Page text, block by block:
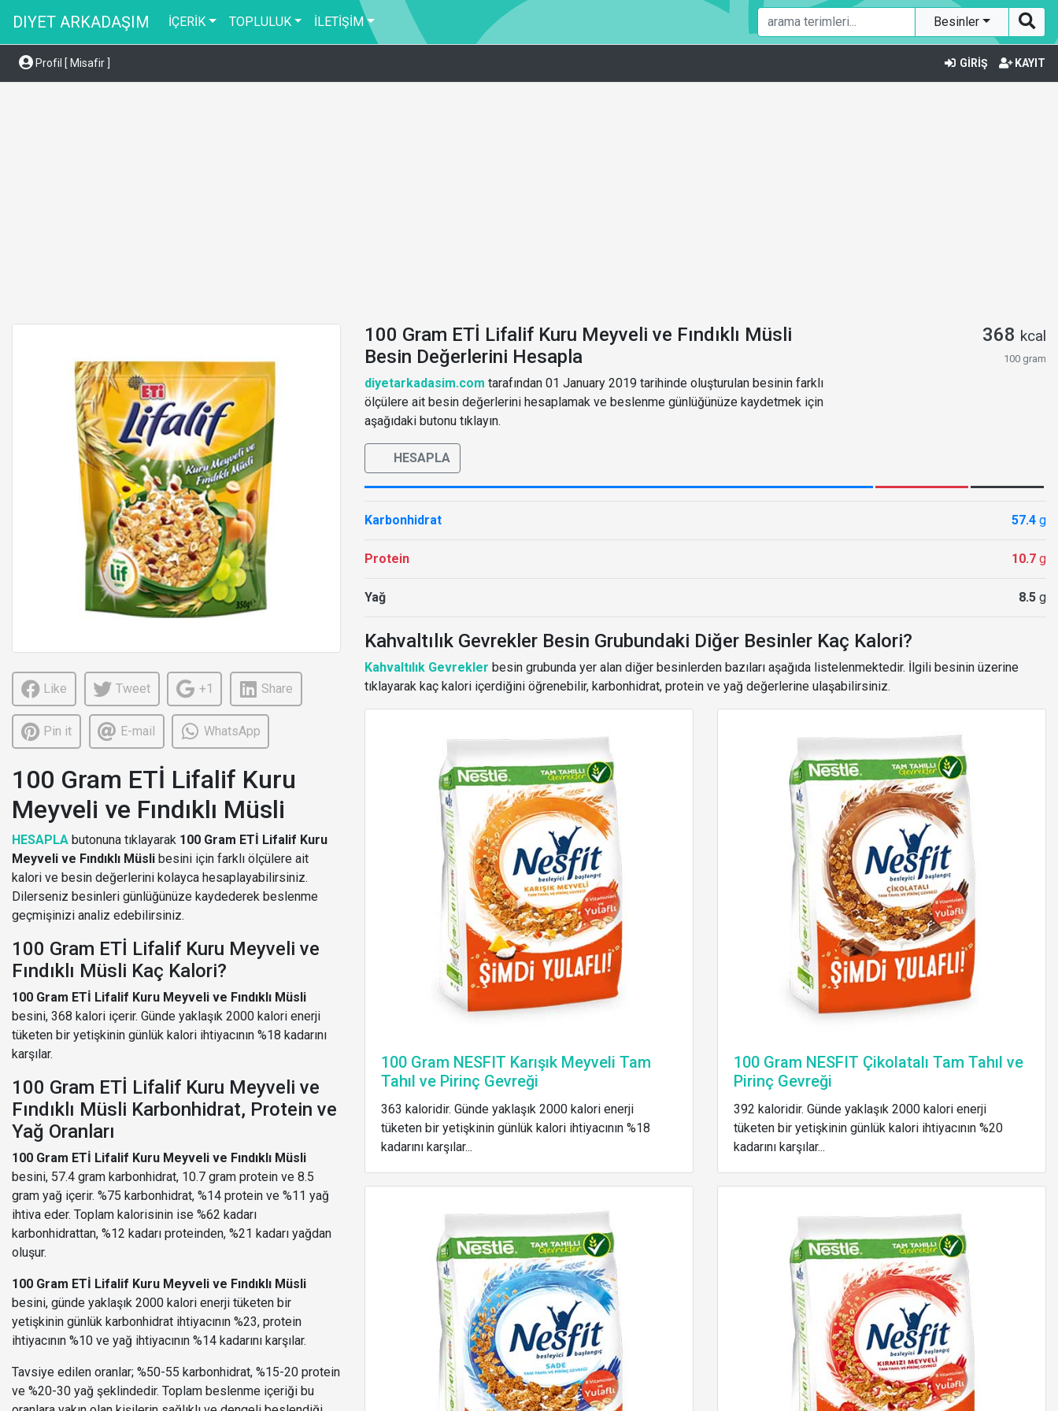
DIYET ARKADAŞIM İÇERİK TOPLULUK İLETİŞİM Besinler
Profil [ Misafir ] GİRİŞ KAYIT
Like Tweet +1 Share
Pin it E-mail WhatsApp
100 Gram ETİ Lifalif Kuru
Meyveli ve Fındıklı Müsli
HESAPLA butonuna tıklayarak 100 Gram ETİ Lifalif Kuru
Meyveli ve Fındıklı Müsli besini için farklı ölçülere ait
kalori ve besin değerlerini kolayca hesaplayabilirsiniz.
Dilerseniz besinleri günlüğünüze kaydederek beslenme
geçmişinizi analiz edebilirsiniz.
100 Gram ETİ Lifalif Kuru Meyveli ve
Fındıklı Müsli Kaç Kalori?
100 Gram ETİ Lifalif Kuru Meyveli ve Fındıklı Müsli
besini, 368 kalori içerir. Günde yaklaşık 2000 kalori enerji
tüketen bir yetişkinin günlük kalori ihtiyacının %18 kadarını
karşılar.
100 Gram ETİ Lifalif Kuru Meyveli ve
Fındıklı Müsli Karbonhidrat, Protein ve
Yağ Oranları
100 Gram ETİ Lifalif Kuru Meyveli ve Fındıklı Müsli
besini, 57.4 gram karbonhidrat, 10.7 gram protein ve 8.5
gram yağ içerir. %75 karbonhidrat, %14 protein ve %11 yağ
ihtiva eder. Toplam kalorisinin ise %62 kadarı
karbonhidrattan, %12 kadarı proteinden, %21 kadarı yağdan
oluşur.
100 Gram ETİ Lifalif Kuru Meyveli ve Fındıklı Müsli
besini, günde yaklaşık 2000 kalori enerji tüketen bir
yetişkinin günlük karbonhidrat ihtiyacının %23, protein
ihtiyacının %10 ve yağ ihtiyacının %14 kadarını karşılar.
Tavsiye edilen oranlar; %50-55 karbonhidrat, %15-20 protein
ve %20-30 yağ şeklindedir. Toplam beslenme içeriği bu
100 Gram ETİ Lifalif Kuru Meyveli ve Fındıklı Müsli
Besin Değerlerini Hesapla
diyetarkadasim.com tarafından 01 January 2019 tarihinde oluşturulan besinin farklı
ölçülere ait besin değerlerini hesaplamak ve beslenme günlüğünüze kaydetmek için
aşağıdaki butonu tıklayın.
HESAPLA
368 kcal
100 gram
Karbonhidrat 57.4 g
Protein 10.7 g
Yağ 8.5 g
Kahvaltılık Gevrekler Besin Grubundaki Diğer Besinler Kaç Kalori?
Kahvaltılık Gevrekler besin grubunda yer alan diğer besinlerden bazıları aşağıda listelenmektedir. İlgili besinin üzerine
tıklayarak kaç kalori içerdiğini öğrenebilir, karbonhidrat, protein ve yağ değerlerine ulaşabilirsiniz.
100 Gram NESFIT Karışık Meyveli Tam
Tahıl ve Pirinç Gevreği
363 kaloridir. Günde yaklaşık 2000 kalori enerji
tüketen bir yetişkinin günlük kalori ihtiyacının %18
kadarını karşılar...
100 Gram NESFIT Çikolatalı Tam Tahıl ve
Pirinç Gevreği
392 kaloridir. Günde yaklaşık 2000 kalori enerji
tüketen bir yetişkinin günlük kalori ihtiyacının %20
kadarını karşılar...